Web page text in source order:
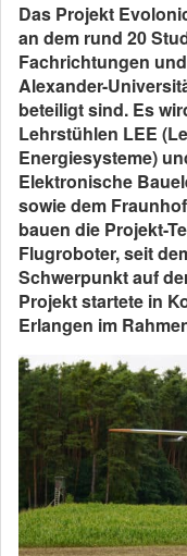
Das Projekt
an dem rund 20
Fachrichtungen
Alexander-
beteiligt sind. Es
Lehrstühlen LEE
Energiesysteme)
Elektronische
sowie dem
bauen die Projekt-
Flugroboter, seit
Schwerpunkt auf
Projekt startete in
Erlangen im